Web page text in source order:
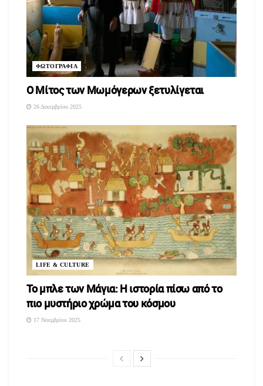
ΦΩΤΟΓΡΑΦΙΑ
O Μίτος των Μωμόγερων ξετυλίγεται
26 Δεκεμβρίου 2025
LIFE & CULTURE
To μπλε των Μάγια: Η ιστορία πίσω από το
πιο μυστήριο χρώμα του κόσμου
17 Νοεμβρίου 2025